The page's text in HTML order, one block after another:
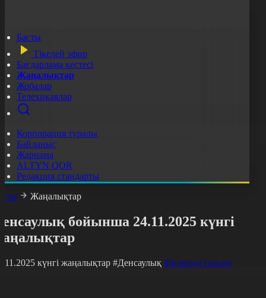
Басты
Тікелей эфир
Бағдарлама кестесі
Жаңалықтар
Жобалар
Телехикаялар
Корпорация туралы
Байланыс
Жарнама
ALTYN QOR
Редакция стандарты
Жаңалықтар
бойынша 24.11.2025 күнгі
күнгі жаңалықтар #Денсаулық Фильтрді тазалау